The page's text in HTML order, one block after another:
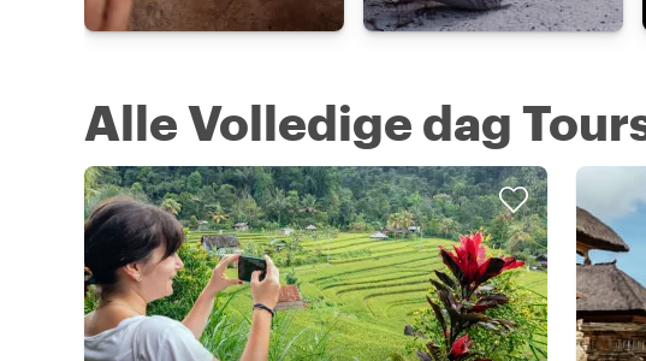
Alle Volledige dag